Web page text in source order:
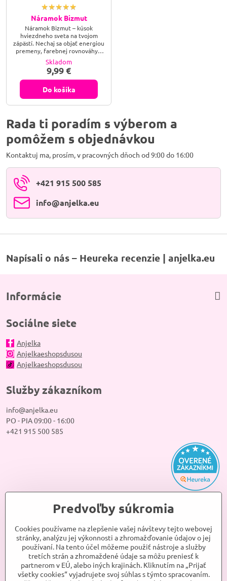
Náramok Bizmut
Náramok Bizmut – kúsok
hviezdneho sveta na tvojom
zápästí. Nechaj sa objať energiou
premeny, farebnej rovnováhy a
duchovnej sily. Tento jedinečný
náramok z bizmutu ti
pripomenie, že aj v chaose sa
rodí krása – a svetlo sa vždy
nájde.
Skladom
9,99 €
Do košíka
Rada ti poradím s výberom a
pomôžem s objednávkou
Kontaktuj ma, prosím, v pracovných dňoch od 9:00 do 16:00
+421 915 500 585
info​@anjelka​.eu
Napísali o nás – Heureka recenzie | anjelka.eu
Informácie
Sociálne siete
Anjelka
Anjelkaeshopsdusou
Anjelkaeshopsdusou
Služby zákazníkom
info@anjelka.eu
PO - PIA 09:00 - 16:00
+421 915 500 585
Predvoľby súkromia
Cookies používame na zlepšenie vašej návštevy tejto webovej
stránky, analýzu jej výkonnosti a zhromažďovanie údajov o jej
používaní. Na tento účel môžeme použiť nástroje a služby
tretích strán a zhromaždené údaje sa môžu preniesť k
partnerom v EÚ, alebo iných krajinách. Kliknutím na „Prijať
všetky cookies“ vyjadrujete svoj súhlas s týmto spracovaním.